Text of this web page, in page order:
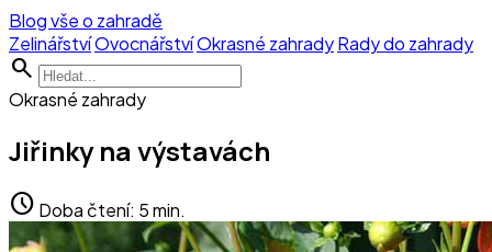
Blog vše o zahradě
ZelinářstvíOvocnářstvíOkrasné zahradyRady do zahrady
search
Okrasné zahrady
Jiřinky na výstavách
schedule Doba čtení: 5 min.